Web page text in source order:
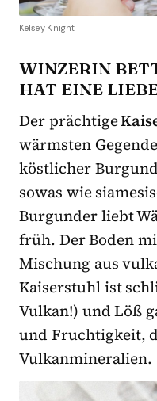
Kelsey Knight
WINZERIN
HAT EINE
Der prächtige
wärmsten
köstlicher
sowas wie
Burgunder liebt
früh. Der Boden
Mischung aus
Kaiserstuhl ist
Vulkan!) und Löß
und Fruchtigkeit,
Vulkanmineralien.